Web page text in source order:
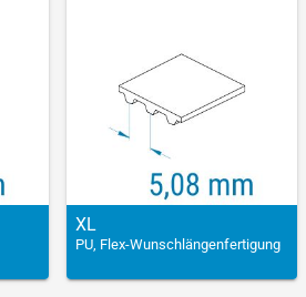
XL
PU, Flex-Wunschlängenfertigung